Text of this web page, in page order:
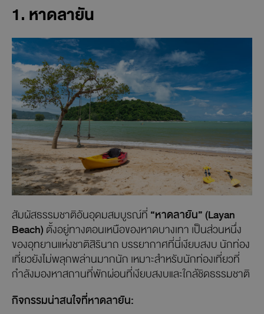
1. หาดลายัน
สัมผัสธรรมชาติอันอุดมสมบูรณ์ที่ “หาดลายัน” (Layan
Beach) ตั้งอยู่ทางตอนเหนือของหาดบางเทา เป็นส่วนหนึ่ง
ของอุทยานแห่งชาติสิรินาถ บรรยากาศที่นี่เงียบสงบ นักท่อง
เที่ยวยังไม่พลุกพล่านมากนัก เหมาะสำหรับนักท่องเที่ยวที่
กำลังมองหาสถานที่พักผ่อนที่เงียบสงบและใกล้ชิดธรรมชาติ
กิจกรรมน่าสนใจที่หาดลายัน: